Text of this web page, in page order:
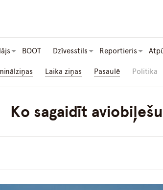
BOOT Dzīvesstils Reportieris
Laika ziņas Pasaulē Politika
Ko sagaidīt